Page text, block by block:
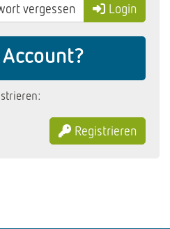
vergessen Login
Registrieren